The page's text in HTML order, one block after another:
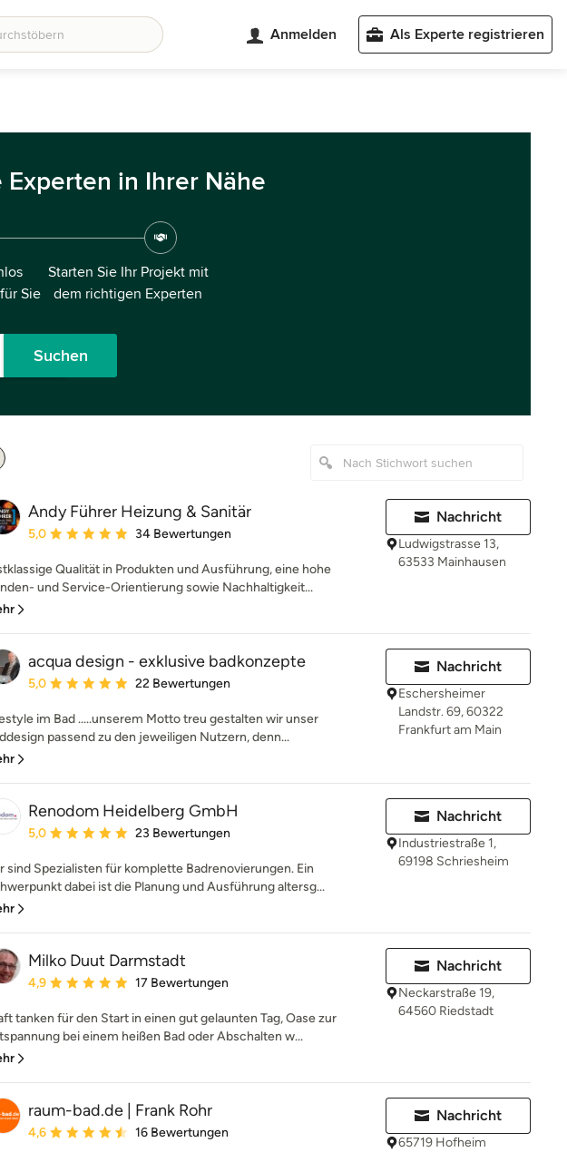
Anmelden Als Experte registrieren
in Ihrer Nähe
Sie
Starten Sie Ihr Projekt mit
dem richtigen Experten
Suchen
Andy Führer Heizung & Sanitär
Durchschnittliche Bewertung: 5 von 5 Sternen
5,0 34 Bewertungen
Qualität in Produkten und Ausführung, eine hohe
und Service-Orientierung sowie Nachhaltigkeit...
Nachricht
Ludwigstrasse 13,
63533 Mainhausen
acqua design - exklusive badkonzepte
Durchschnittliche Bewertung: 5 von 5 Sternen
5,0 22 Bewertungen
im Bad .....unserem Motto treu gestalten wir unser
passend zu den jeweiligen Nutzern, denn...
Nachricht
Eschersheimer
Landstr. 69, 60322
Frankfurt am Main
Renodom Heidelberg GmbH
Durchschnittliche Bewertung: 5 von 5 Sternen
5,0 23 Bewertungen
sind Spezialisten für komplette Badrenovierungen. Ein
dabei ist die Planung und Ausführung altersg...
Nachricht
Industriestraße 1,
69198 Schriesheim
Milko Duut Darmstadt
Durchschnittliche Bewertung: 4.9 von 5 Sternen
4,9 17 Bewertungen
tanken für den Start in einen gut gelaunten Tag, Oase zur
bei einem heißen Bad oder Abschalten w...
Nachricht
Neckarstraße 19,
64560 Riedstadt
raum-bad.de | Frank Rohr
Durchschnittliche Bewertung: 4.6 von 5 Sternen
4,6 16 Bewertungen
Nachricht
65719 Hofheim